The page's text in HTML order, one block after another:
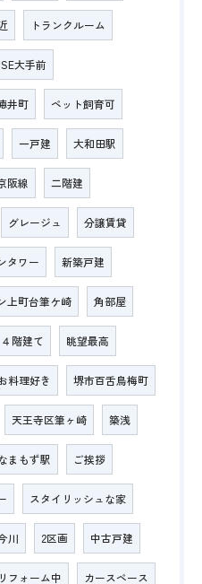
トランクルーム
大手前
井町 ペット飼育可
一戸建 大和田駅
阪線 二階建
グレージュ 分譲賃貸
タワー 新築戸建
上町台筆ケ崎 角部屋
４階建て 眺望最高
料理好き 堺市百舌鳥梅町
天王寺区筆ヶ崎 築浅
まもず駅 ご挨拶
スタイリッシュな家
川 2区画 中古戸建
リフォーム中 カースペース